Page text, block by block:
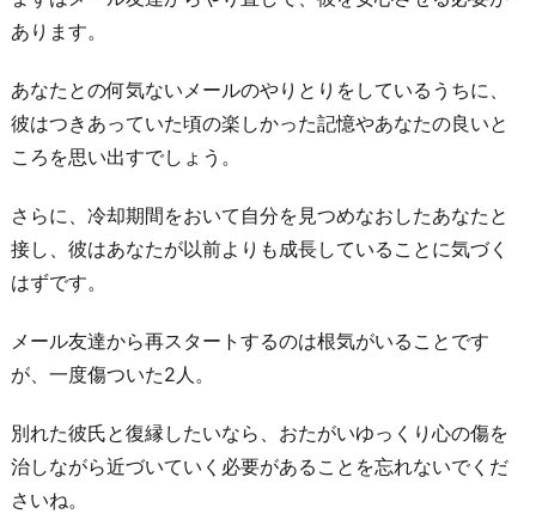
あります。
あなたとの何気ないメールのやりとりをしているうちに、
彼はつきあっていた頃の楽しかった記憶やあなたの良いと
ころを思い出すでしょう。
さらに、冷却期間をおいて自分を見つめなおしたあなたと
接し、彼はあなたが以前よりも成長していることに気づく
はずです。
メール友達から再スタートするのは根気がいることです
が、一度傷ついた2人。
別れた彼氏と復縁したいなら、おたがいゆっくり心の傷を
治しながら近づいていく必要があることを忘れないでくだ
さいね。